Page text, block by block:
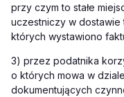
przy czym to stałe
uczestniczy w dostawie
których wystawiono
3) przez podatnika
o których mowa w
dokumentujących